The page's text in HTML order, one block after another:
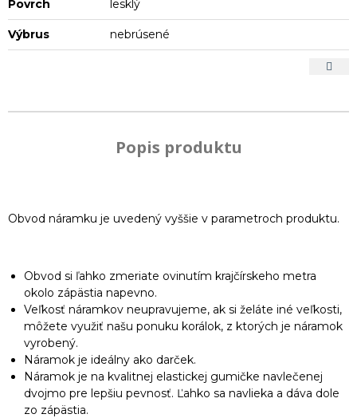
Povrch lesklý
Výbrus nebrúsené
Popis produktu
Obvod náramku je uvedený vyššie v parametroch produktu.
Obvod si ľahko zmeriate ovinutím krajčírskeho metra
okolo zápästia napevno.
Veľkosť náramkov neupravujeme, ak si želáte iné veľkosti,
môžete využiť našu ponuku korálok, z ktorých je náramok
vyrobený.
Náramok je ideálny ako darček.
Náramok je na kvalitnej elastickej gumičke navlečenej
dvojmo pre lepšiu pevnosť. Ľahko sa navlieka a dáva dole
zo zápästia.